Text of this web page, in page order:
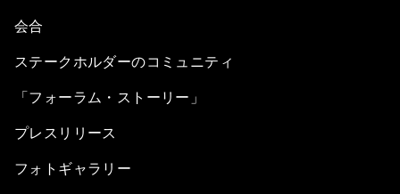
会合
ステークホルダーのコミュニティ
「フォーラム・ストーリー」
プレスリリース
フォトギャラリー